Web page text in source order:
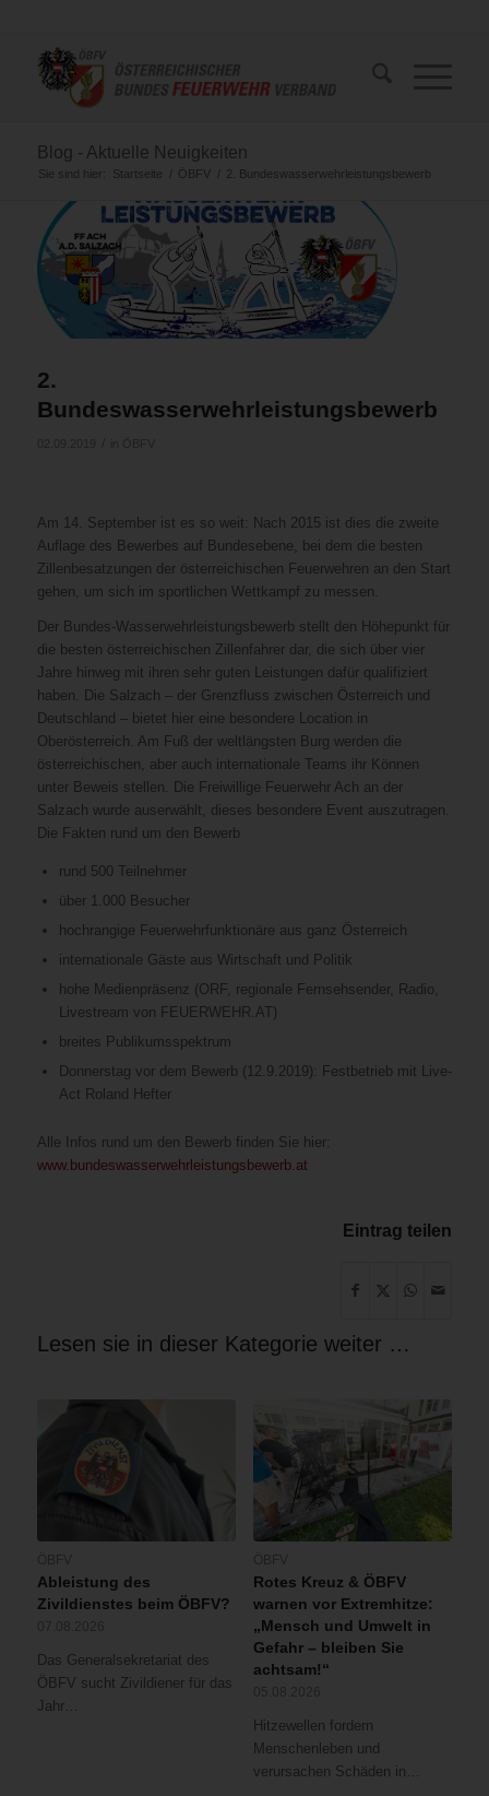
Blog - Aktuelle Neuigkeiten
Sie sind hier: Startseite / ÖBFV / 2. Bundeswasserwehrleistungsbewerb
2.
Bundeswasserwehrleistungsbewerb
Am 14. September ist es so weit: Nach 2015 ist dies die zweite
Auflage des Bewerbes auf Bundesebene, bei dem die besten
Zillenbesatzungen der österreichischen Feuerwehren an den Start
gehen, um sich im sportlichen Wettkampf zu messen.
Der Bundes-Wasserwehrleistungsbewerb stellt den Höhepunkt für
die besten österreichischen Zillenfahrer dar, die sich über vier
Jahre hinweg mit ihren sehr guten Leistungen dafür qualifiziert
haben. Die Salzach – der Grenzfluss zwischen Österreich und
Deutschland – bietet hier eine besondere Location in
Oberösterreich. Am Fuß der weltlängsten Burg werden die
österreichischen, aber auch internationale Teams ihr Können
unter Beweis stellen. Die Freiwillige Feuerwehr Ach an der
Salzach wurde auserwählt, dieses besondere Event auszutragen.
Die Fakten rund um den Bewerb
rund 500 Teilnehmer
über 1.000 Besucher
hochrangige Feuerwehrfunktionäre aus ganz Österreich
internationale Gäste aus Wirtschaft und Politik
hohe Medienpräsenz (ORF, regionale Fernsehsender, Radio,
Livestream von FEUERWEHR.AT)
breites Publikumsspektrum
Donnerstag vor dem Bewerb (12.9.2019): Festbetrieb mit Live-
Act Roland Hefter
Alle Infos rund um den Bewerb finden Sie hier:
www.bundeswasserwehrleistungsbewerb.at
Eintrag teilen
Lesen sie in dieser Kategorie weiter …
Ableistung des
Zivildienstes beim ÖBFV?
Das Generalsekretariat des
ÖBFV sucht Zivildiener für das
Jahr…
Rotes Kreuz & ÖBFV
warnen vor Extremhitze:
„Mensch und Umwelt in
Gefahr – bleiben Sie
achtsam!“
Hitzewellen fordern
Menschenleben und
verursachen Schäden in…